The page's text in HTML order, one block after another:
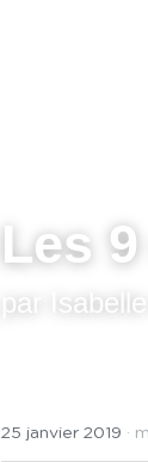
Les
par
25 janvier 2019 ·